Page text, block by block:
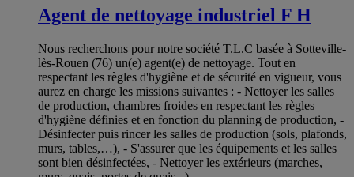
Agent de nettoyage industriel F H
Nous recherchons pour notre société T.L.C basée à Sotteville-
lès-Rouen (76) un(e) agent(e) de nettoyage. Tout en
respectant les règles d'hygiène et de sécurité en vigueur, vous
aurez en charge les missions suivantes : - Nettoyer les salles
de production, chambres froides en respectant les règles
d'hygiène définies et en fonction du planning de production, -
Désinfecter puis rincer les salles de production (sols, plafonds,
murs, tables,…), - S'assurer que les équipements et les salles
sont bien désinfectées, - Nettoyer les extérieurs (marches,